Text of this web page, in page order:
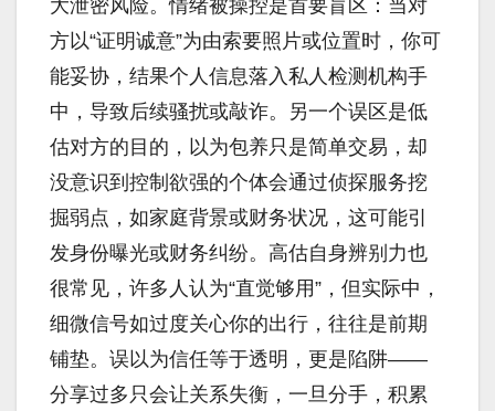
大泄密风险。情绪被操控是首要盲区：当对
方以“证明诚意”为由索要照片或位置时，你可
能妥协，结果个人信息落入私人检测机构手
中，导致后续骚扰或敲诈。另一个误区是低
估对方的目的，以为包养只是简单交易，却
没意识到控制欲强的个体会通过侦探服务挖
掘弱点，如家庭背景或财务状况，这可能引
发身份曝光或财务纠纷。高估自身辨别力也
很常见，许多人认为“直觉够用”，但实际中，
细微信号如过度关心你的出行，往往是前期
铺垫。误以为信任等于透明，更是陷阱——
分享过多只会让关系失衡，一旦分手，积累